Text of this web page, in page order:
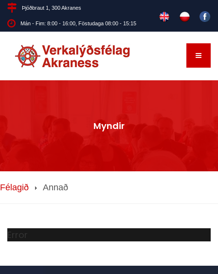
Þjóðbraut 1, 300 Akranes
Mán - Fim: 8:00 - 16:00, Föstudaga 08:00 - 15:15
Myndir
Félagið Annað
Error